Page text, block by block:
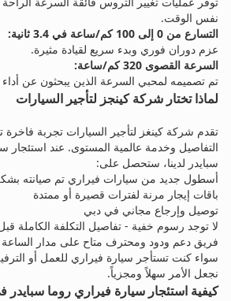
نفس الوقت.
التسارع من 0 إلى 100 كم/ساعة في 3.4 ثانية:
عزم دوران فوري وبدء سريع لقيادة مثيرة.
السرعة القصوى 320 كم/ساعة:
تم تصميمه لمحبي السرعة الذين يبحثون عن أداء
لماذا تختار شركة كينجز لتأجير السيارات
تقدم شركة كينغز لتأجير السيارات تجربة فاخرة
التفاصيل وخدمة عالمية المستوى. عند استئجار
سبايدر لدينا، ستحصل على:
أسطول جديد من سيارات فيراري تم صيانته
باقات إيجار مرنة لفترات قصيرة أو ممتدة
توصيل وإرجاع مجاني في دبي
لا توجد رسوم خفية - تفاصيل التكلفة الكاملة
فريق دعم ودود ومحترف متاح على مدار الساعة
سواء كنت تستأجر سيارة فيراري للعمل أو
نجعل الأمر سهلاً ومجزياً.
كيفية استئجار سيارة فيراري روما سبايدر